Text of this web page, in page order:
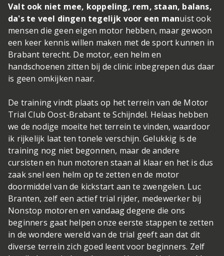
Valt ook niet mee, koppeling, rem, staan, balans,
da's te veel dingen tegelijk voor een manuist ook
mensen die geen eigen motor hebben, maar gewoon
een keer kennis willen maken met de sport kunnen in
Brabant terecht. De motor, een helm en
handschoenen zitten bij de clinic inbegrepen dus daar
is geen omkijken naar.
De training vindt plaats op het terrein van de Motor
Trial Club Oost-Brabant te Schijndel. Helaas hebben
we de nodige moeite het terrein te vinden, waardoor
ik rijkelijk laat ten tonele verschijn. Gelukkig is de
training nog niet begonnen, maar de andere
cursisten en hun motoren staan al klaar en het is dus
zaak snel een helm op te zetten en de motor
doormiddel van de kickstart aan te zwengelen. Luc
Branten, zelf een actief trial rijder, medewerker bij
Nonstop motoren en vandaag degene die ons
beginners gaat helpen onze eerste stappen te zetten
in de wondere wereld van de trial geeft aan dat dit
diverse terrein zich goed leent voor beginners. Zelf